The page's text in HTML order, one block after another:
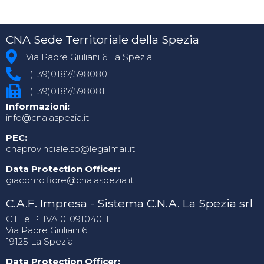
CNA Sede Territoriale della Spezia
Via Padre Giuliani 6 La Spezia
(+39)0187/598080
(+39)0187/598081
Informazioni:
info@cnalaspezia.it
PEC:
cnaprovinciale.sp@legalmail.it
Data Protection Officer:
giacomo.fiore@cnalaspezia.it
C.A.F. Impresa - Sistema C.N.A. La Spezia srl
C.F. e P. IVA 01091040111
Via Padre Giuliani 6
19125 La Spezia
Data Protection Officer: